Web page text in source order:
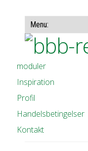
moduler
Inspiration
Profil
Handelsbetingelser
Kontakt